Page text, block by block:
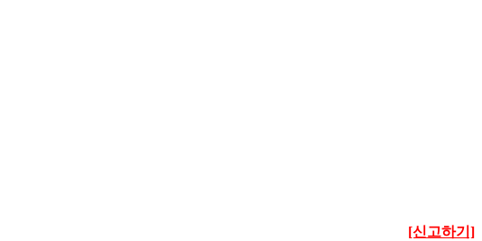
[신고하기]